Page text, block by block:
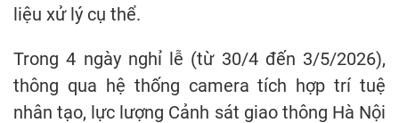
liệu xử lý cụ thể.
Trong 4 ngày nghỉ lễ (từ 30/4 đến 3/5/2026),
thông qua hệ thống camera tích hợp trí tuệ
nhân tạo, lực lượng Cảnh sát giao thông Hà Nội